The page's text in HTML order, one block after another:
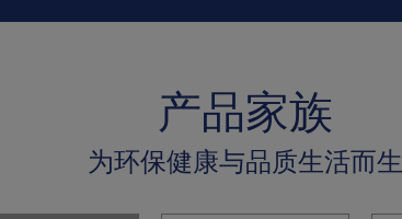
产品家族
为环保健康与品质生活而生